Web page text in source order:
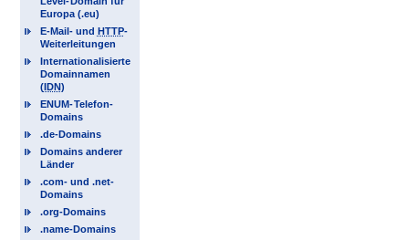
Europa (.eu)
E-Mail- und HTTP-
Weiterleitungen
Internationalisierte
Domainnamen
(IDN)
ENUM-Telefon-
Domains
.de-Domains
Domains anderer
Länder
.com- und .net-
Domains
.org-Domains
.name-Domains